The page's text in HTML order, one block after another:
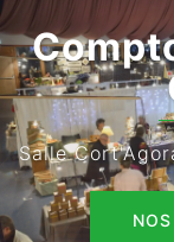
Salle